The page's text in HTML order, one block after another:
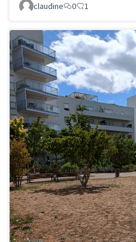
claudine
0 1